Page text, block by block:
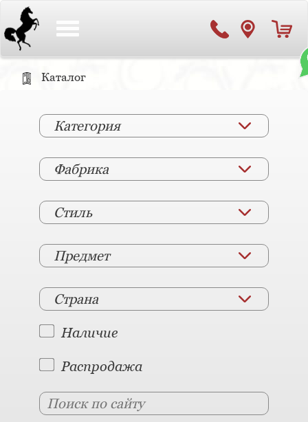
Каталог
Категория
Фабрика
Стиль
Предмет
Страна
Наличие
Распродажа